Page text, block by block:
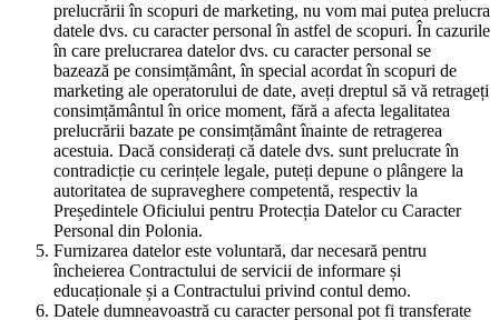
prelucrării în scopuri de marketing, nu vom mai putea prelucra
datele dvs. cu caracter personal în astfel de scopuri. În cazurile
în care prelucrarea datelor dvs. cu caracter personal se
bazează pe consimțământ, în special acordat în scopuri de
marketing ale operatorului de date, aveți dreptul să vă retrageți
consimțământul în orice moment, fără a afecta legalitatea
prelucrării bazate pe consimțământ înainte de retragerea
acestuia. Dacă considerați că datele dvs. sunt prelucrate în
contradicție cu cerințele legale, puteți depune o plângere la
autoritatea de supraveghere competentă, respectiv la
Președintele Oficiului pentru Protecția Datelor cu Caracter
Personal din Polonia.
Furnizarea datelor este voluntară, dar necesară pentru
încheierea Contractului de servicii de informare și
educaționale și a Contractului privind contul demo.
Datele dumneavoastră cu caracter personal pot fi transferate